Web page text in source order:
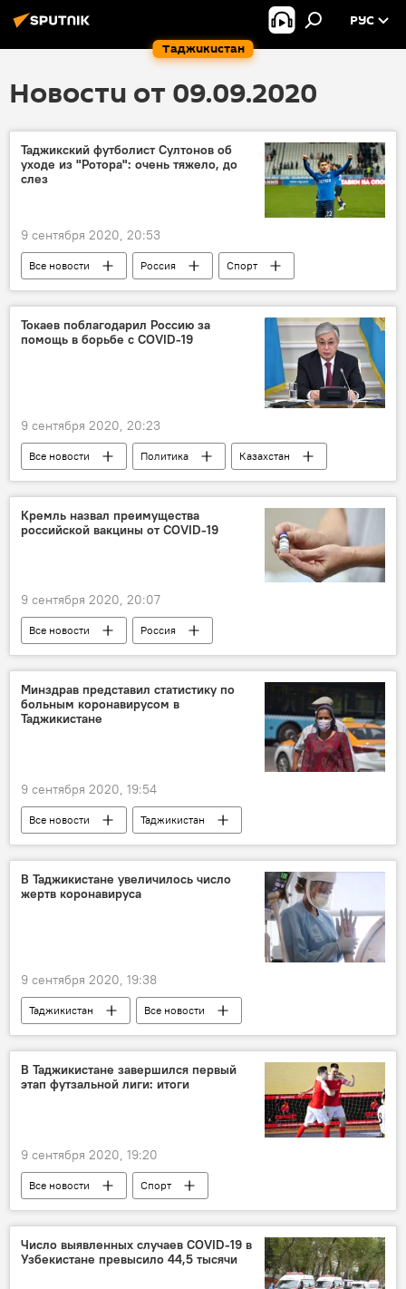
Таджикистан
РУС
Новости от 09.09.2020
Таджикский футболист Султонов об
уходе из "Ротора": очень тяжело, до
слез
9 сентября 2020, 20:53
Все новости Россия
Спорт
футбол
интервью
Таджикистан: свежие новости спорта
Таджикистан
Токаев поблагодарил Россию за
помощь в борьбе с COVID-19
9 сентября 2020, 20:23
Все новости Политика
Казахстан
коронавирус
Центральная Азия
Кремль назвал преимущества
российской вакцины от COVID-19
9 сентября 2020, 20:07
Все новости
Россия
Здравоохранение
коронавирус
вакцинация
Коронавирус: опасное заболевание в России и мире
Минздрав представил статистику по
больным коронавирусом в
Таджикистане
9 сентября 2020, 19:54
Все новости
Таджикистан
Здравоохранение
коронавирус
Коронавирус в Таджикистане: последние новости
В Таджикистане увеличилось число
жертв коронавируса
9 сентября 2020, 19:38
Таджикистан
Все новости
Здравоохранение
коронавирус
Коронавирус в Таджикистане: последние новости
смерть известных людей
В Таджикистане завершился первый
этап футзальной лиги: итоги
9 сентября 2020, 19:20
Все новости
Спорт
Таджикистан: свежие новости спорта
Таджикистан
Число выявленных случаев COVID-19 в
Узбекистане превысило 44,5 тысячи